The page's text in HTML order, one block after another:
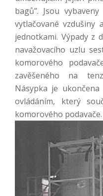
bagů”. Jsou
vytlačované vzdušiny
jednotkami. Výpady z
navažovacího uzlu
komorového
zavěšeného na
Násypka je
ovládáním, který
komorového podavače.